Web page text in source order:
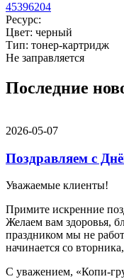
45396204
Ресурс:
Цвет: черный
Тип: тонер-картридж
Не заправляется
Последние
2026-05-07
Поздравляем с
Уважаемые клиенты!
Примите искренние
Желаем вам здоровья,
праздником мы не
начинается со
С уважением, «Копи-